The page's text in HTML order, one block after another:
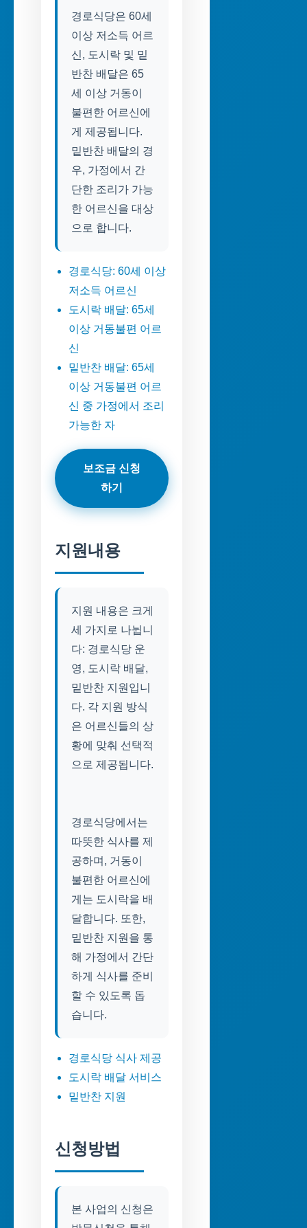
경로식당은 60세
이상 저소득 어르
신, 도시락 및 밑
반찬 배달은 65
세 이상 거동이
불편한 어르신에
게 제공됩니다.
밑반찬 배달의 경
우, 가정에서 간
단한 조리가 가능
한 어르신을 대상
으로 합니다.
경로식당: 60세 이상
저소득 어르신
도시락 배달: 65세
이상 거동불편 어르
신
밑반찬 배달: 65세
이상 거동불편 어르
신 중 가정에서 조리
가능한 자
보조금 신청
하기
지원내용
지원 내용은 크게
세 가지로 나뉩니
다: 경로식당 운
영, 도시락 배달,
밑반찬 지원입니
다. 각 지원 방식
은 어르신들의 상
황에 맞춰 선택적
으로 제공됩니다.
경로식당에서는
따뜻한 식사를 제
공하며, 거동이
불편한 어르신에
게는 도시락을 배
달합니다. 또한,
밑반찬 지원을 통
해 가정에서 간단
하게 식사를 준비
할 수 있도록 돕
습니다.
경로식당 식사 제공
도시락 배달 서비스
밑반찬 지원
신청방법
본 사업의 신청은